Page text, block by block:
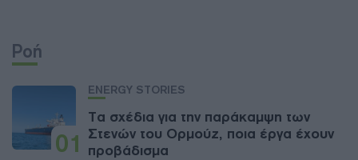
Ροή
01
ENERGY STORIES
Τα σχέδια για την παράκαμψη των
Στενών του Ορμούζ, ποια έργα έχουν
προβάδισμα